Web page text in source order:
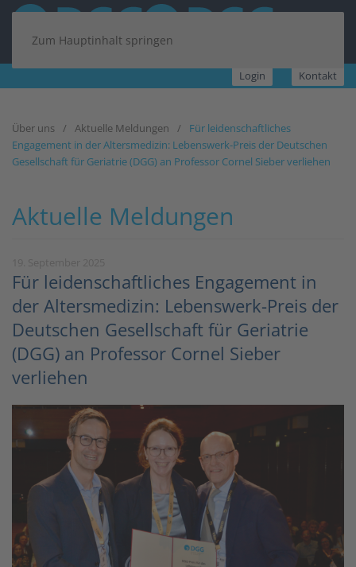
Zum Hauptinhalt springen
Login Kontakt
Über uns Aktuelle Meldungen
Für leidenschaftliches
Engagement in der Altersmedizin: Lebenswerk-Preis der Deutschen
Gesellschaft für Geriatrie (DGG) an Professor Cornel Sieber verliehen
Aktuelle Meldungen
Für leidenschaftliches Engagement in
der Altersmedizin: Lebenswerk-Preis der
Deutschen Gesellschaft für Geriatrie
(DGG) an Professor Cornel Sieber
verliehen